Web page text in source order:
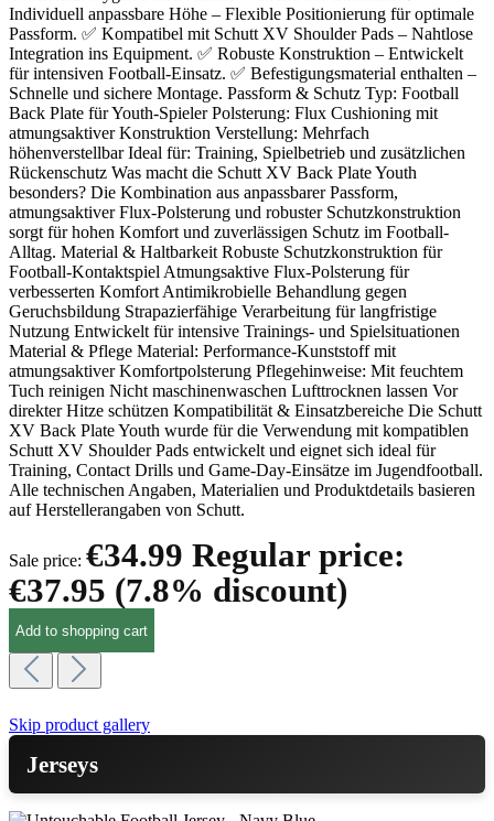
Individuell anpassbare Höhe – Flexible Positionierung für optimale
Passform. ✅ Kompatibel mit Schutt XV Shoulder Pads – Nahtlose
Integration ins Equipment. ✅ Robuste Konstruktion – Entwickelt
für intensiven Football-Einsatz. ✅ Befestigungsmaterial enthalten –
Schnelle und sichere Montage. Passform & Schutz Typ: Football
Back Plate für Youth-Spieler Polsterung: Flux Cushioning mit
atmungsaktiver Konstruktion Verstellung: Mehrfach
höhenverstellbar Ideal für: Training, Spielbetrieb und zusätzlichen
Rückenschutz Was macht die Schutt XV Back Plate Youth
besonders? Die Kombination aus anpassbarer Passform,
atmungsaktiver Flux-Polsterung und robuster Schutzkonstruktion
sorgt für hohen Komfort und zuverlässigen Schutz im Football-
Alltag. Material & Haltbarkeit Robuste Schutzkonstruktion für
Football-Kontaktspiel Atmungsaktive Flux-Polsterung für
verbesserten Komfort Antimikrobielle Behandlung gegen
Geruchsbildung Strapazierfähige Verarbeitung für langfristige
Nutzung Entwickelt für intensive Trainings- und Spielsituationen
Material & Pflege Material: Performance-Kunststoff mit
atmungsaktiver Komfortpolsterung Pflegehinweise: Mit feuchtem
Tuch reinigen Nicht maschinenwaschen Lufttrocknen lassen Vor
direkter Hitze schützen Kompatibilität & Einsatzbereiche Die Schutt
XV Back Plate Youth wurde für die Verwendung mit kompatiblen
Schutt XV Shoulder Pads entwickelt und eignet sich ideal für
Training, Contact Drills und Game-Day-Einsätze im Jugendfootball.
Alle technischen Angaben, Materialien und Produktdetails basieren
auf Herstellerangaben von Schutt.
Sale price: €34.99 Regular price:
€37.95 (7.8% discount)
Add to shopping cart
Skip product gallery
Jerseys